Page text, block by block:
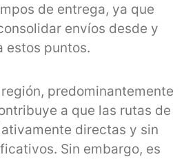
de entrega, ya que
envíos desde y
estos puntos.
predominantemente
a que las rutas de
directas y sin
Sin embargo, es